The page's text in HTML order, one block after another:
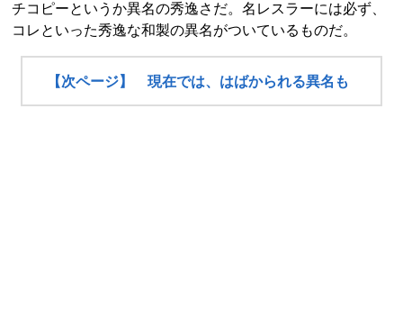
チコピーというか異名の秀逸さだ。名レスラーには必ず、
コレといった秀逸な和製の異名がついているものだ。
【次ページ】 現在では、はばかられる異名も